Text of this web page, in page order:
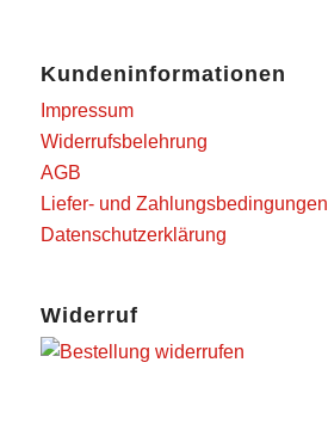
Kundeninformationen
Impressum
Widerrufsbelehrung
AGB
Liefer- und Zahlungsbedingungen
Datenschutzerklärung
Widerruf